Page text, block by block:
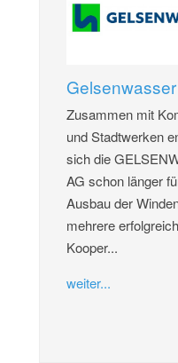
Zusammen mit
und Stadtwerken
sich die
AG schon länger
Ausbau der
mehrere
Kooper...
weiter...